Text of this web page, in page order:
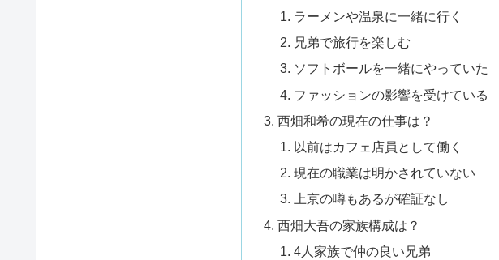
ラーメンや温泉に一緒に行く
兄弟で旅行を楽しむ
ソフトボールを一緒にやっていた
ファッションの影響を受けている
西畑和希の現在の仕事は？
以前はカフェ店員として働く
現在の職業は明かされていない
上京の噂もあるが確証なし
西畑大吾の家族構成は？
4人家族で仲の良い兄弟